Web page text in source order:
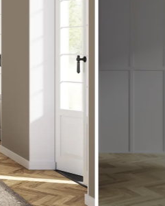
System